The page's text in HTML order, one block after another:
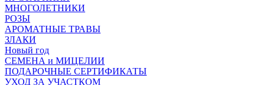
МНОГОЛЕТНИКИ
РОЗЫ
АРОМАТНЫЕ ТРАВЫ
ЗЛАКИ
Новый год
СЕМЕНА и МИЦЕЛИИ
ПОДАРОЧНЫЕ СЕРТИФИКАТЫ
УХОД ЗА УЧАСТКОМ